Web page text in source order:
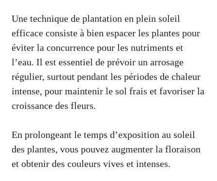
Une technique de plantation en plein soleil
efficace consiste à bien espacer les plantes pour
éviter la concurrence pour les nutriments et
l’eau. Il est essentiel de prévoir un arrosage
régulier, surtout pendant les périodes de chaleur
intense, pour maintenir le sol frais et favoriser la
croissance des fleurs.
En prolongeant le temps d’exposition au soleil
des plantes, vous pouvez augmenter la floraison
et obtenir des couleurs vives et intenses.